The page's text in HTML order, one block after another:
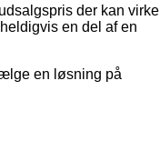
der kan virke
en del af en
en løsning på